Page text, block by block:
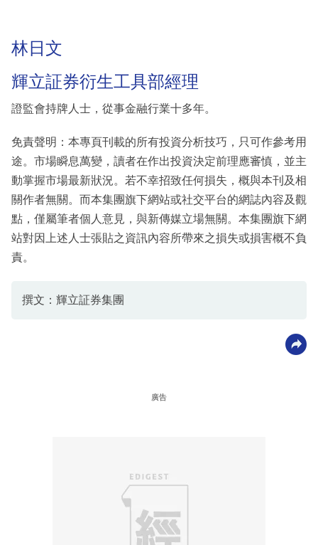
林日文
輝立証券衍生工具部經理
證監會持牌人士，從事金融行業十多年。
免責聲明：本專頁刊載的所有投資分析技巧，只可作參考用
途。市場瞬息萬變，讀者在作出投資決定前理應審慎，並主
動掌握市場最新狀況。若不幸招致任何損失，概與本刊及相
關作者無關。而本集團旗下網站或社交平台的網誌內容及觀
點，僅屬筆者個人意見，與新傳媒立場無關。本集團旗下網
站對因上述人士張貼之資訊內容所帶來之損失或損害概不負
責。
撰文：輝立証券集團
廣告